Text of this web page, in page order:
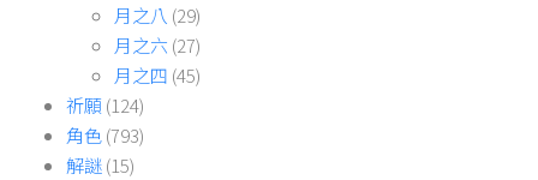
月之八 (29)
月之六 (27)
月之四 (45)
祈願(124)
角色(793)
解謎(15)